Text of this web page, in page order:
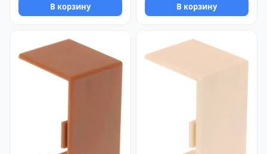
В корзину В корзину